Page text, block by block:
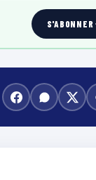
S'ABONNER